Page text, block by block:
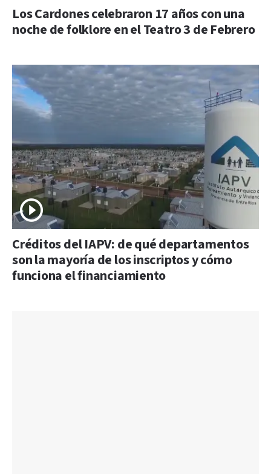
Los Cardones celebraron 17 años con una
noche de folklore en el Teatro 3 de Febrero
Créditos del IAPV: de qué departamentos
son la mayoría de los inscriptos y cómo
funciona el financiamiento